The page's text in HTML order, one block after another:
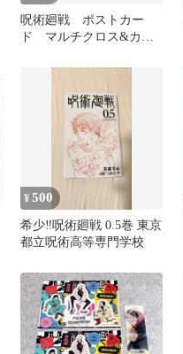
呪術廻戦 ポストカー
ド マルチクロス&カー
¥500
希少‼️呪術廻戦 0.5巻 東京
都立呪術高等専門学校